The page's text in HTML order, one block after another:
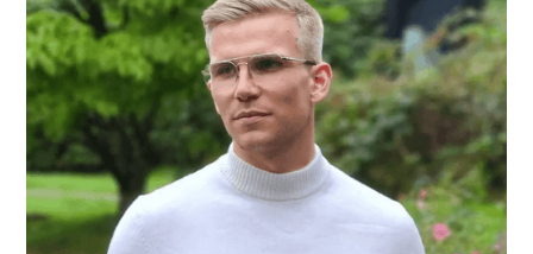
des Beschuldigten lassen.